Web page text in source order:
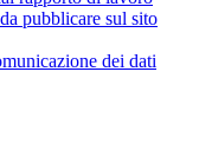
pubblicare sul sito
dei dati